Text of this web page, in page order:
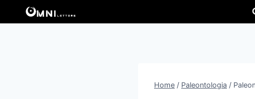
Home / Paleontologia /